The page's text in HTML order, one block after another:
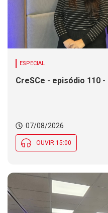
ESPECIAL
CreSCe - episódio 110 -
07/08/2026
OUVIR 15:00